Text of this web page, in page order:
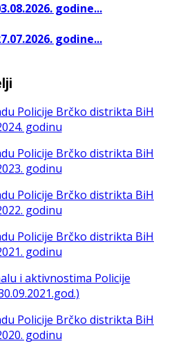
godine...
godine...
Policije Brčko distrikta BiH
godinu
Policije Brčko distrikta BiH
godinu
Policije Brčko distrikta BiH
godinu
Policije Brčko distrikta BiH
godinu
i aktivnostima Policije
Policije Brčko distrikta BiH
godinu